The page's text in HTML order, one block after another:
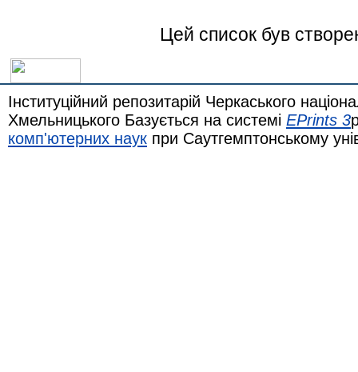
Цей список був
Інституційний репозитарій Черкаського
Хмельницького Базується на системі EPrints 3
комп'ютерних наук при Саутгемптонському